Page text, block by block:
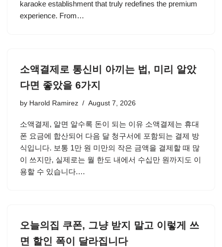
karaoke establishment that truly redefines the premium
experience. From…
소액결제로 통신비 아끼는 법, 미리 알았
다면 좋았을 6가지
by Harold Ramirez August 7, 2026
소액결제, 알면 알수록 돈이 되는 이유 소액결제는 휴대
폰 요금에 합산되어 다음 달 청구서에 포함되는 결제 방
식입니다. 보통 1만 원 미만의 작은 금액을 결제할 때 많
이 쓰지만, 실제로는 월 한도 내에서 수십만 원까지도 이
용할 수 있습니다.…
오늘의집 쿠폰, 그냥 받지 말고 이렇게 쓰
면 할인 폭이 달라집니다